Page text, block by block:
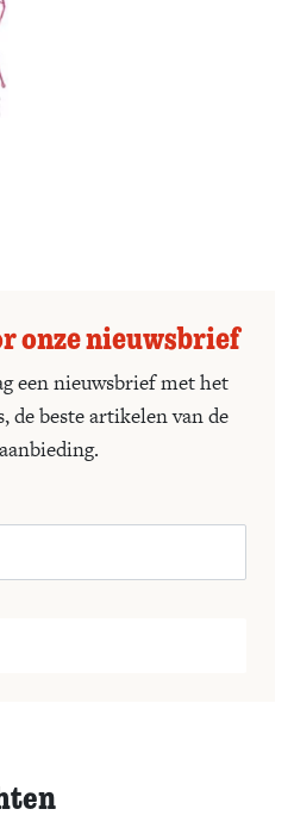
onze nieuwsbrief
een nieuwsbrief met het
de beste artikelen van de